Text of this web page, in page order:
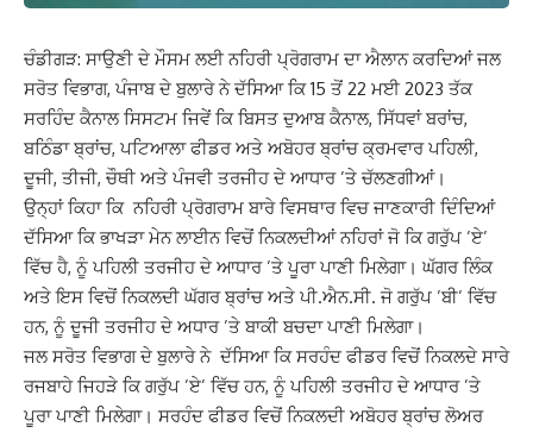
ਚੰਡੀਗੜ: ਸਾਉਣੀ ਦੇ ਮੌਸਮ ਲਈ ਨਹਿਰੀ ਪ੍ਰੋਗਰਾਮ ਦਾ ਐਲਾਨ ਕਰਦਿਆਂ ਜਲ
ਸਰੋਤ ਵਿਭਾਗ, ਪੰਜਾਬ ਦੇ ਬੁਲਾਰੇ ਨੇ ਦੱਸਿਆ ਕਿ 15 ਤੋਂ 22 ਮਈ 2023 ਤੱਕ
ਸਰਹਿੰਦ ਕੈਨਾਲ ਸਿਸਟਮ ਜਿਵੇਂ ਕਿ ਬਿਸਤ ਦੁਆਬ ਕੈਨਾਲ, ਸਿੱਧਵਾਂ ਬਰਾਂਚ,
ਬਠਿੰਡਾ ਬ੍ਰਾਂਚ, ਪਟਿਆਲਾ ਫੀਡਰ ਅਤੇ ਅਬੋਹਰ ਬ੍ਰਾਂਚ ਕ੍ਰਮਵਾਰ ਪਹਿਲੀ,
ਦੂਜੀ, ਤੀਜੀ, ਚੌਥੀ ਅਤੇ ਪੰਜਵੀ ਤਰਜੀਹ ਦੇ ਆਧਾਰ ’ਤੇ ਚੱਲਣਗੀਆਂ।
ਉਨ੍ਹਾਂ ਕਿਹਾ ਕਿ ਨਹਿਰੀ ਪ੍ਰੋਗਰਾਮ ਬਾਰੇ ਵਿਸਥਾਰ ਵਿਚ ਜਾਣਕਾਰੀ ਦਿੰਦਿਆਂ
ਦੱਸਿਆ ਕਿ ਭਾਖੜਾ ਮੇਨ ਲਾਈਨ ਵਿਚੋਂ ਨਿਕਲਦੀਆਂ ਨਹਿਰਾਂ ਜੋ ਕਿ ਗਰੁੱਪ ’ਏ’
ਵਿੱਚ ਹੈ, ਨੂੰ ਪਹਿਲੀ ਤਰਜੀਹ ਦੇ ਆਧਾਰ ’ਤੇ ਪੂਰਾ ਪਾਣੀ ਮਿਲੇਗਾ। ਘੱਗਰ ਲਿੰਕ
ਅਤੇ ਇਸ ਵਿਚੋਂ ਨਿਕਲਦੀ ਘੱਗਰ ਬ੍ਰਾਂਚ ਅਤੇ ਪੀ.ਐਨ.ਸੀ. ਜੋ ਗਰੁੱਪ ’ਬੀ’ ਵਿੱਚ
ਹਨ, ਨੂੰ ਦੂਜੀ ਤਰਜੀਹ ਦੇ ਅਧਾਰ ’ਤੇ ਬਾਕੀ ਬਚਦਾ ਪਾਣੀ ਮਿਲੇਗਾ।
ਜਲ ਸਰੋਤ ਵਿਭਾਗ ਦੇ ਬੁਲਾਰੇ ਨੇ ਦੱਸਿਆ ਕਿ ਸਰਹੰਦ ਫੀਡਰ ਵਿਚੋਂ ਨਿਕਲਦੇ ਸਾਰੇ
ਰਜਬਾਹੇ ਜਿਹੜੇ ਕਿ ਗਰੁੱਪ ’ਏ’ ਵਿੱਚ ਹਨ, ਨੂੰ ਪਹਿਲੀ ਤਰਜੀਹ ਦੇ ਆਧਾਰ ’ਤੇ
ਪੂਰਾ ਪਾਣੀ ਮਿਲੇਗਾ। ਸਰਹੰਦ ਫੀਡਰ ਵਿਚੋਂ ਨਿਕਲਦੀ ਅਬੋਹਰ ਬ੍ਰਾਂਚ ਲੋਅਰ